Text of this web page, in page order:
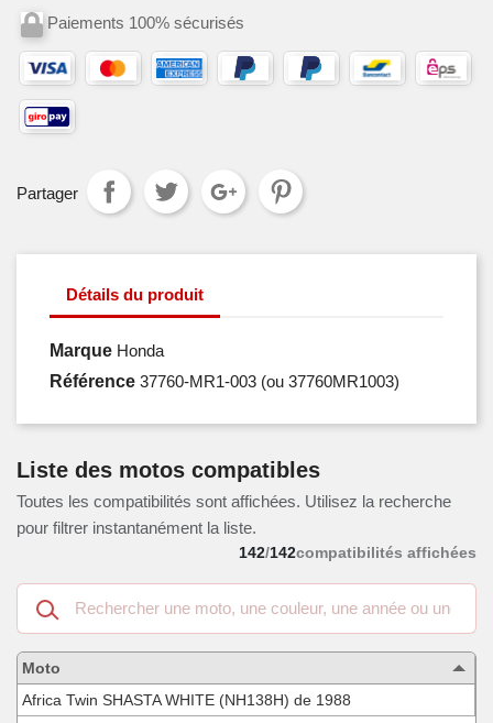
Paiements 100% sécurisés
Partager
Détails du produit
Marque Honda
Référence 37760-MR1-003 (ou 37760MR1003)
Liste des motos compatibles
Toutes les compatibilités sont affichées. Utilisez la recherche
pour filtrer instantanément la liste.
142/142compatibilités affichées
Recherche
dans
les
motos
compatibles
Moto
Africa Twin SHASTA WHITE (NH138H) de 1988